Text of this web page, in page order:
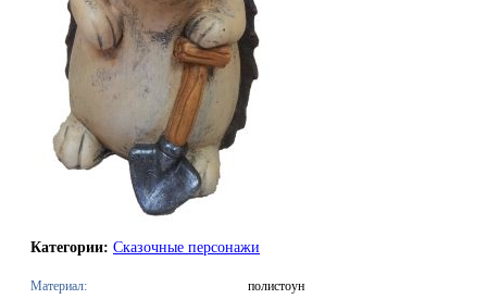
Категории: Сказочные персонажи
Материал:
полистоун